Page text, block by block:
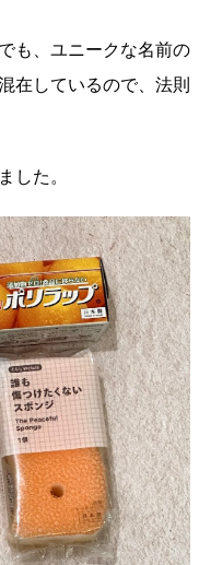
も、ユニークな名前の
在しているので、法則
した。